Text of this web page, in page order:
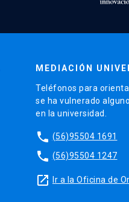
MEDIACIÓN
Teléfonos para
se ha vulnerado
en la universidad.
phone (56)95504 1691
phone (56)95504 1247
launch Ir a la Oficina de